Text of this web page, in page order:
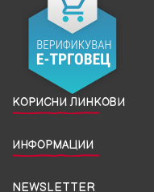
КОРИСНИ ЛИНКОВИ
ИНФОРМАЦИИ
NEWSLETTER